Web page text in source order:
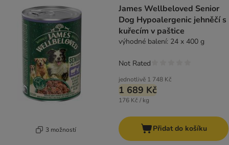
3 možností
James Wellbeloved Senior
Dog Hypoalergenic jehněčí s
kuřecím v paštice
výhodné balení: 24 x 400 g
jednotlivě 1 748 Kč
1 689 Kč
176 Kč / kg
Not Rated
Přidat do košíku